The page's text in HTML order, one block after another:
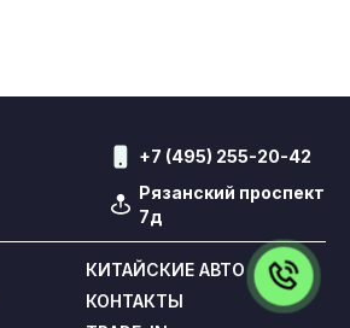
+7 (495) 255-20-42
Рязанский проспект
7д
КИТАЙСКИЕ АВТО
КОНТАКТЫ